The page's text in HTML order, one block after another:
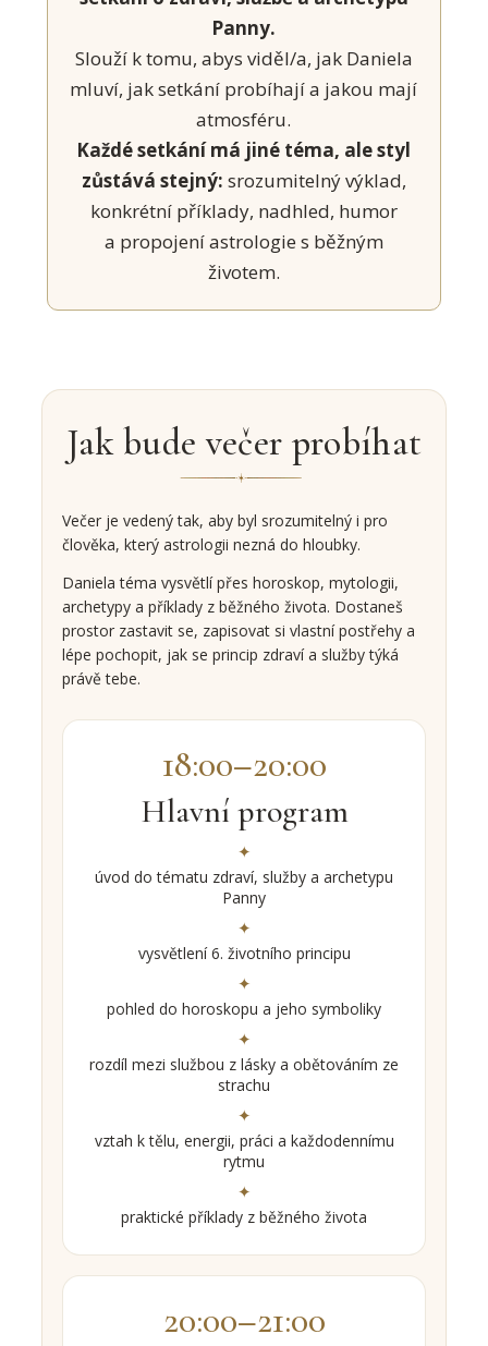
Panny.
Slouží k tomu, abys viděl/a, jak Daniela
mluví, jak setkání probíhají a jakou mají
atmosféru.
Každé setkání má jiné téma, ale styl
zůstává stejný: srozumitelný výklad,
konkrétní příklady, nadhled, humor
a propojení astrologie s běžným
životem.
Jak bude večer probíhat
Večer je vedený tak, aby byl srozumitelný i pro
člověka, který astrologii nezná do hloubky.
Daniela téma vysvětlí přes horoskop, mytologii,
archetypy a příklady z běžného života. Dostaneš
prostor zastavit se, zapisovat si vlastní postřehy a
lépe pochopit, jak se princip zdraví a služby týká
právě tebe.
18:00–20:00
Hlavní program
úvod do tématu zdraví, služby a archetypu
Panny
vysvětlení 6. životního principu
pohled do horoskopu a jeho symboliky
rozdíl mezi službou z lásky a obětováním ze
strachu
vztah k tělu, energii, práci a každodennímu
rytmu
praktické příklady z běžného života
20:00–21:00